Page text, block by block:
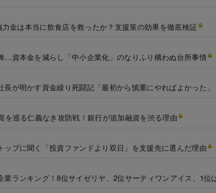
金は本当に飲食店を救ったか？支援策の効果を徹底検証
…資本金を減らし「中小企業化」のなりふり構わぬ台所事情
長が明かす資金繰り死闘記「最初から慎重にやればよかった」
を巡る仁義なき攻防戦！銀行が追加融資を渋る理由
ップに聞く「投資ファンドより双日」を支援先に選んだ理由
業ランキング！8位サイゼリヤ、2位サーティワンアイス、1位